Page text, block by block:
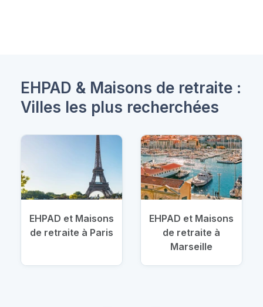
EHPAD & Maisons de retraite :
Villes les plus recherchées
EHPAD et Maisons
de retraite à Paris
EHPAD et Maisons
de retraite à
Marseille